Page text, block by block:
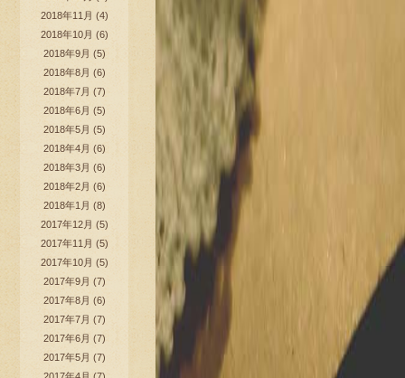
2018年11月 (4)
2018年10月 (6)
2018年9月 (5)
2018年8月 (6)
2018年7月 (7)
2018年6月 (5)
2018年5月 (5)
2018年4月 (6)
2018年3月 (6)
2018年2月 (6)
2018年1月 (8)
2017年12月 (5)
2017年11月 (5)
2017年10月 (5)
2017年9月 (7)
2017年8月 (6)
2017年7月 (7)
2017年6月 (7)
2017年5月 (7)